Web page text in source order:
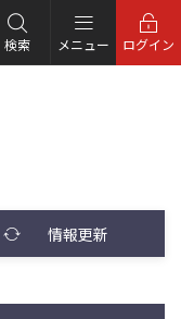
検索 メニュー ログイン
情報更新